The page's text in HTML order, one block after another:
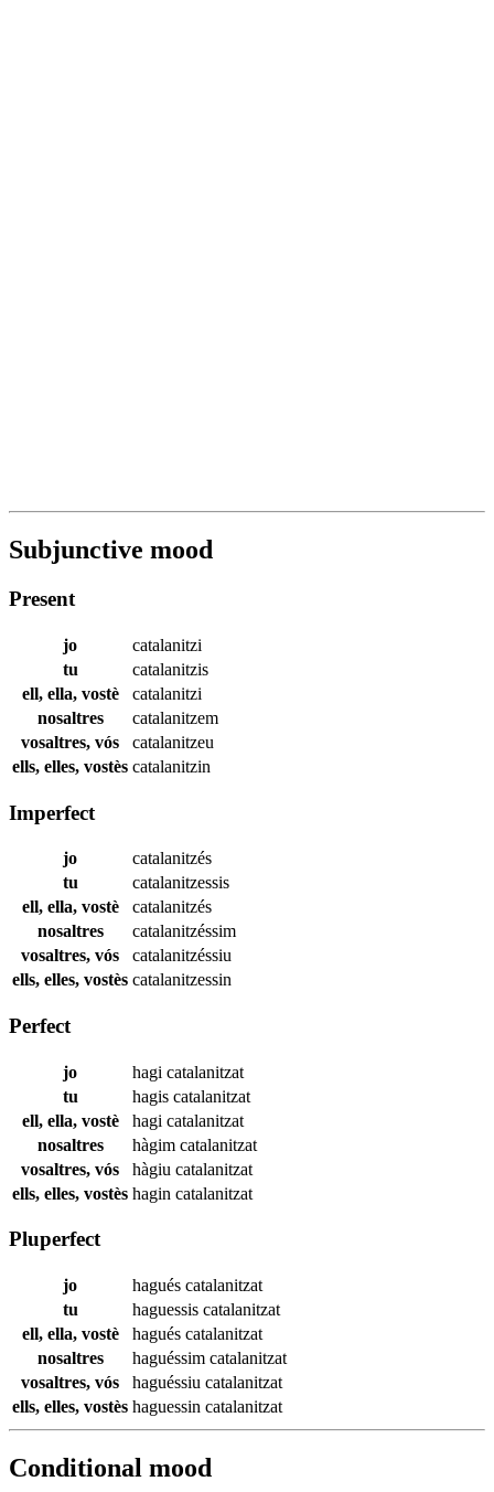
Subjunctive mood
Present
jo
catalanitzi
tu
catalanitzis
ell, ella, vostè
catalanitzi
nosaltres
catalanitzem
vosaltres, vós
catalanitzeu
ells, elles, vostès catalanitzin
Imperfect
jo
catalanitzés
tu
catalanitzessis
ell, ella, vostè
catalanitzés
nosaltres
catalanitzéssim
vosaltres, vós
catalanitzéssiu
ells, elles, vostès catalanitzessin
Perfect
jo hagi catalanitzat
tu
hagis catalanitzat
ell, ella, vostè
hagi catalanitzat
nosaltres
hàgim catalanitzat
vosaltres, vós
hàgiu catalanitzat
ells, elles, vostès hagin catalanitzat
Pluperfect
jo hagués catalanitzat
tu
haguessis catalanitzat
ell, ella, vostè
hagués catalanitzat
nosaltres
haguéssim catalanitzat
vosaltres, vós
haguéssiu catalanitzat
ells, elles, vostès haguessin catalanitzat
Conditional mood